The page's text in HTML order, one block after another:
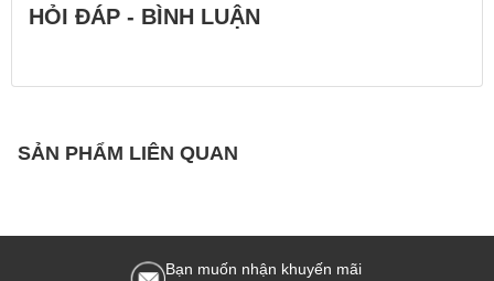
HỎI ĐÁP - BÌNH LUẬN
SẢN PHẨM LIÊN QUAN
Bạn muốn nhận khuyến mãi